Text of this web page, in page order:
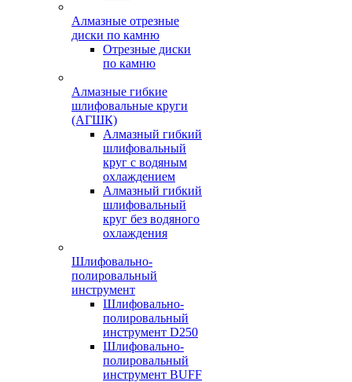
Алмазные отрезные
диски по камню
Отрезные диски
по камню
Алмазные гибкие
шлифовальные круги
(АГШК)
Алмазный гибкий
шлифовальный
круг с водяным
охлаждением
Алмазный гибкий
шлифовальный
круг без водяного
охлаждения
Шлифовально-
полировальный
инструмент
Шлифовально-
полировальный
инструмент D250
Шлифовально-
полировальный
инструмент BUFF